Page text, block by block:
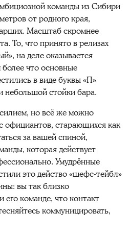
команды из Сибири
от родного края,
Масштаб скромнее
То, что принято в релизах
на деле оказывается
что основные
в виде буквы «П»
небольшой стойки бара.
но всё же можно
официантов, старающихся как
за вашей спиной,
которая действует
Умудрённые
это действо «шефс-тейбл»
вы так близко
его команде, что контакт
коммуницировать,